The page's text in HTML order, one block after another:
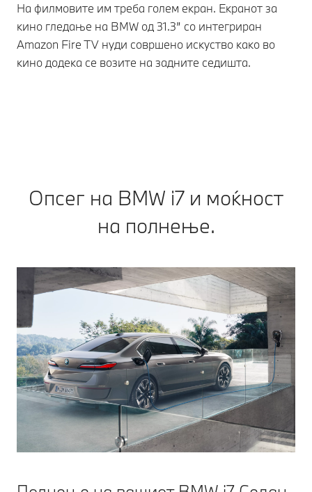
На филмовите им треба голем екран. Екранот за
кино гледање на BMW од 31.3” со интегриран
Amazon Fire TV нуди совршено искуство како во
кино додека се возите на задните седишта.
Опсег на BMW i7 и моќност
на полнење.